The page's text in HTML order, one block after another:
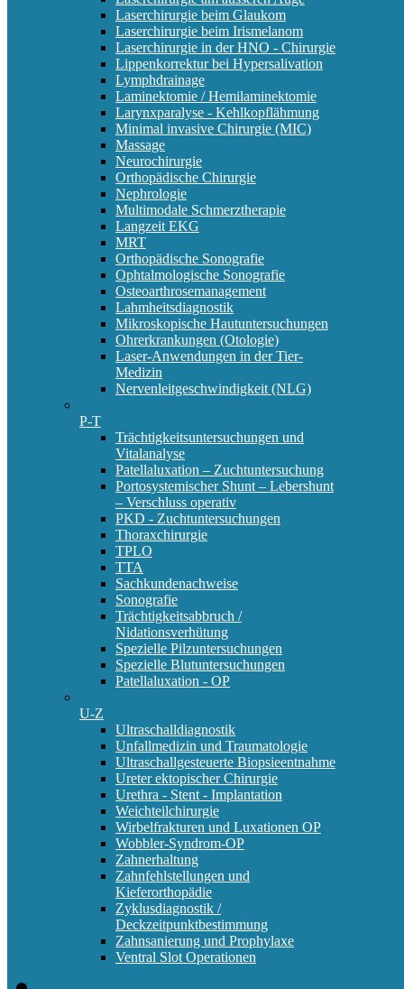
Laserchirurgie beim Glaukom
Laserchirurgie beim Irismelanom
Laserchirurgie in der HNO - Chirurgie
Lippenkorrektur bei Hypersalivation
Lymphdrainage
Laminektomie / Hemilaminektomie
Larynxparalyse - Kehlkopflähmung
Minimal invasive Chirurgie (MIC)
Massage
Neurochirurgie
Orthopädische Chirurgie
Nephrologie
Multimodale Schmerztherapie
Langzeit EKG
MRT
Orthopädische Sonografie
Ophtalmologische Sonografie
Osteoarthrosemanagement
Lahmheitsdiagnostik
Mikroskopische Hautuntersuchungen
Ohrerkrankungen (Otologie)
Laser-Anwendungen in der Tier-
Medizin
Nervenleitgeschwindigkeit (NLG)
P-T
Trächtigkeitsuntersuchungen und
Vitalanalyse
Patellaluxation – Zuchtuntersuchung
Portosystemischer Shunt – Lebershunt
– Verschluss operativ
PKD - Zuchtuntersuchungen
Thoraxchirurgie
TPLO
TTA
Sachkundenachweise
Sonografie
Trächtigkeitsabbruch /
Nidationsverhütung
Spezielle Pilzuntersuchungen
Spezielle Blutuntersuchungen
Patellaluxation - OP
U-Z
Ultraschalldiagnostik
Unfallmedizin und Traumatologie
Ultraschallgesteuerte Biopsieentnahme
Ureter ektopischer Chirurgie
Urethra - Stent - Implantation
Weichteilchirurgie
Wirbelfrakturen und Luxationen OP
Wobbler-Syndrom-OP
Zahnerhaltung
Zahnfehlstellungen und
Kieferorthopädie
Zyklusdiagnostik /
Deckzeitpunktbestimmung
Zahnsanierung und Prophylaxe
Ventral Slot Operationen